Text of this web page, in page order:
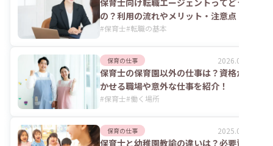
保育士向け転職エージェントってどうな
の？利用の流れやメリット・注意点
#保育士#転職の基本
保育の仕事 2026.07.24
保育士の保育園以外の仕事は？資格が活
かせる職場や意外な仕事を紹介！
#保育士#働く場所
保育の仕事 2025.06.02
保育士と幼稚園教諭の違いは？必要資